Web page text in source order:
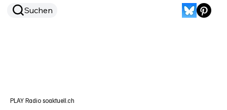
Suchen
PLAY Radio soaktuell.ch